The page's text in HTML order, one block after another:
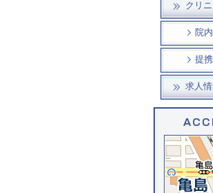
クリ
院
提
求人